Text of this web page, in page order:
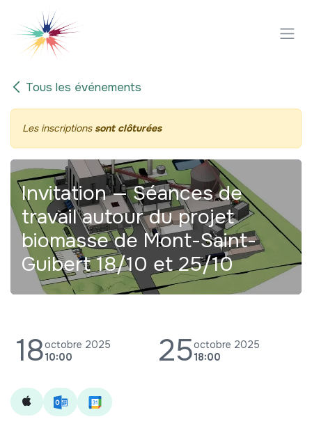
Tous les événements
Les inscriptions sont clôturées
Invitation — Séances de
travail autour du projet
biomasse de Mont-Saint-
Guibert 18/10 et 25/10
18octobre 2025
10:00
25octobre 2025
18:00